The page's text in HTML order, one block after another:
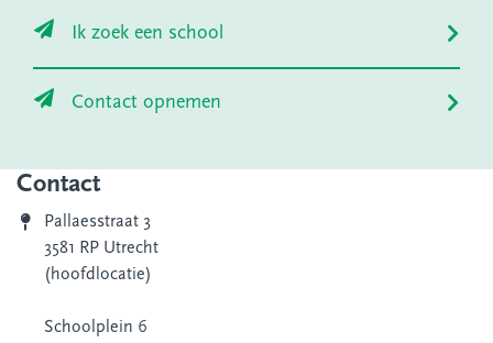
Ik zoek een school
Contact opnemen
Contact
Pallaesstraat 3
3581 RP Utrecht
(hoofdlocatie)
Schoolplein 6